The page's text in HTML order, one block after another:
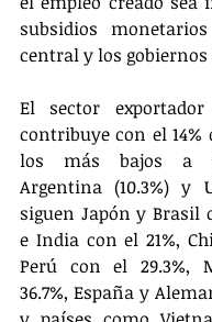
subsidios
central y los
El sector
contribuye con el 14%
los más bajos a
Argentina (10.3%) y
siguen Japón y Brasil
e India con el 21%,
Perú con el 29.3%,
36.7%, España y